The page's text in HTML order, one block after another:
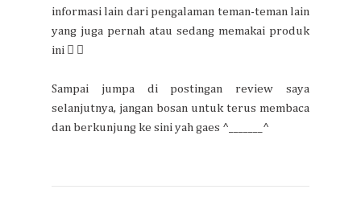
informasi lain dari pengalaman teman-teman lain
yang juga pernah atau sedang memakai produk
ini  
Sampai jumpa di postingan review saya
selanjutnya, jangan bosan untuk terus membaca
dan berkunjung ke sini yah gaes ^_______^